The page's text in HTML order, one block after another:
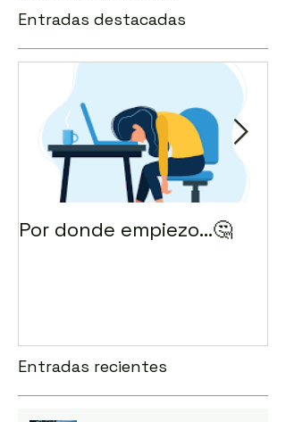
Entradas destacadas
Por donde empiezo…🤔
Entradas recientes